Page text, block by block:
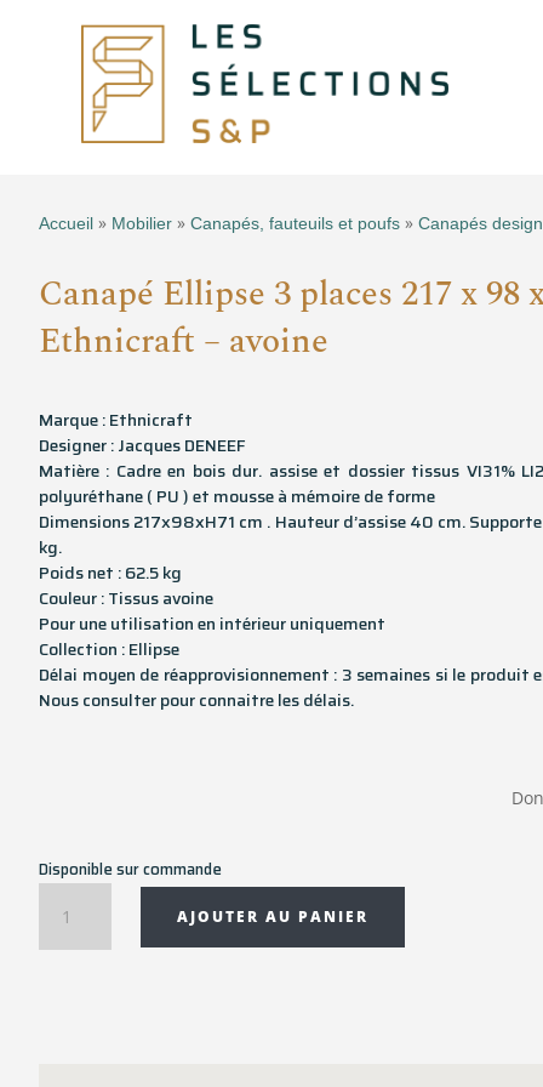
Accueil » Mobilier » Canapés, fauteuils et poufs » Canapés design
Canapé Ellipse 3 places 217 x 98
Ethnicraft – avoine
Marque : Ethnicraft
Designer : Jacques DENEEF
Matière : Cadre en bois dur. assise et dossier tissus VI31%
polyuréthane ( PU ) et mousse à mémoire de forme
Dimensions 217x98xH71 cm . Hauteur d’assise 40 cm.
kg.
Poids net : 62.5 kg
Couleur : Tissus avoine
Pour une utilisation en intérieur uniquement
Collection : Ellipse
Délai moyen de réapprovisionnement : 3 semaines si le
Nous consulter pour connaitre les délais.
Disponible sur commande
Canapé
AJOUTER AU PANIER